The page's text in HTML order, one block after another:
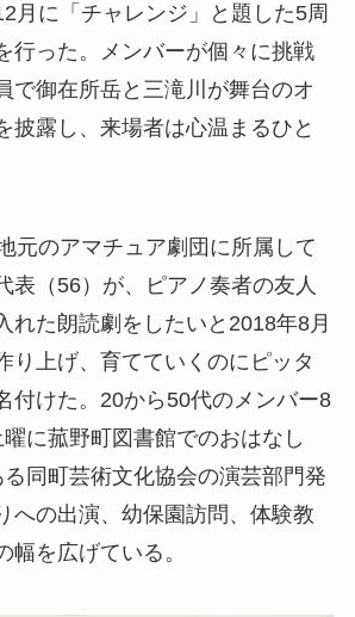
月に「チャレンジ」と題した5周
行った。メンバーが個々に挑戦
で御在所岳と三滝川が舞台のオ
披露し、来場者は心温まるひと
元のアマチュア劇団に所属して
表（56）が、ピアノ奏者の友人
れた朗読劇をしたいと2018年8月
り上げ、育てていくのにピッタ
付けた。20から50代のメンバー8
に菰野町図書館でのおはなし
同町芸術文化協会の演芸部門発
への出演、幼保園訪問、体験教
幅を広げている。